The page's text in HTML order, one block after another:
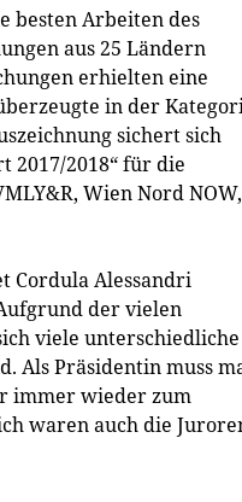
besten Arbeiten des
aus 25 Ländern
erhielten eine
in der
sichert sich
2017/2018“ für die
Wien Nord NOW,
Cordula Alessandri
der vielen
viele unterschiedliche
Als Präsidentin muss
immer wieder zum
waren auch die